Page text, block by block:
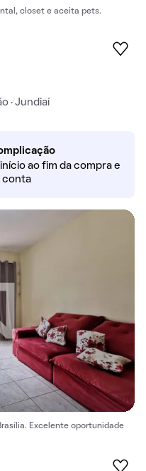
closet e aceita pets.
· Jundiaí
ao fim da compra e
conta
Excelente oportunidade